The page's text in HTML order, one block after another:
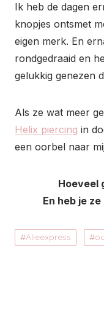
Ik heb de dagen
knopjes ontsmet
eigen merk. En
rondgedraaid en
gelukkig genezen
Als ze wat meer
Helix piercing in
een oorbel naar
Hoeveel
En heb je
Alieexpress